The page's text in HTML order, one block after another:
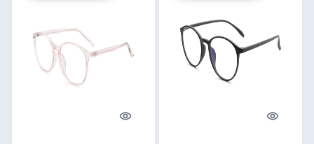
Quick look Quick